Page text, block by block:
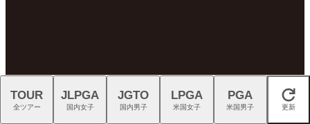
閉じる
TOUR
全ツアー
JLPGA
国内女子
JGTO
国内男子
LPGA
米国女子
PGA
米国男子 更新